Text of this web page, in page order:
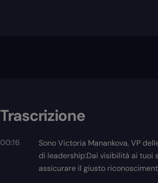
Trascrizione
00:16
Sono Victoria Manankova, VP
di leadership:Dai visibilità ai tuoi
assicurare il giusto